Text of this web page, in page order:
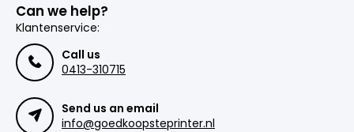
Can we help?
Klantenservice:
Call us
0413-310715
Send us an email
info@goedkoopsteprinter.nl